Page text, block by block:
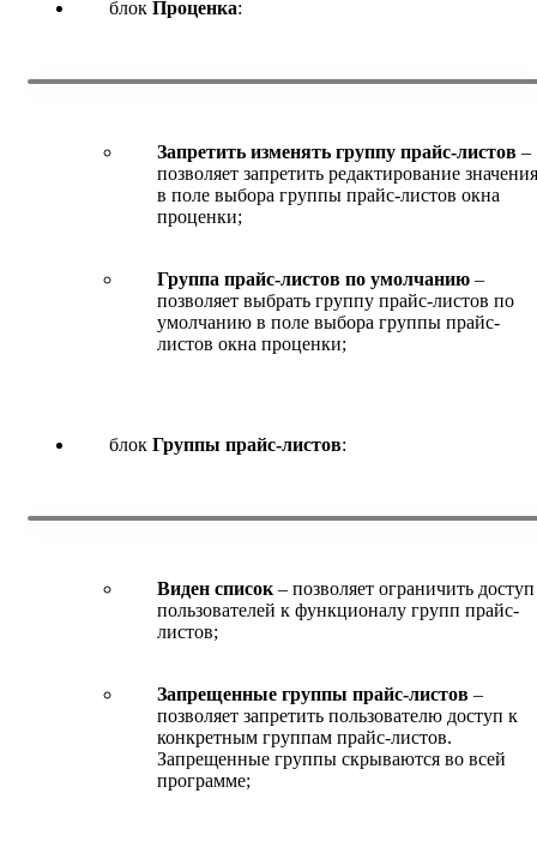
блок Проценка:
Запретить изменять группу прайс-листов –
позволяет запретить редактирование значения
в поле выбора группы прайс-листов окна
проценки;
Группа прайс-листов по умолчанию –
позволяет выбрать группу прайс-листов по
умолчанию в поле выбора группы прайс-
листов окна проценки;
блок Группы прайс-листов:
Виден список– позволяет ограничить доступ
пользователей к функционалу групп прайс-
листов;
Запрещенные группы прайс-листов –
позволяет запретить пользователю доступ к
конкретным группам прайс-листов.
Запрещенные группы скрываются во всей
программе;